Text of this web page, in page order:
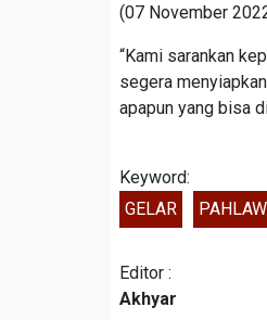
(07 November
“Kami sarankan
segera
apapun yang bisa
Keyword:
GELAR
Editor :
Akhyar